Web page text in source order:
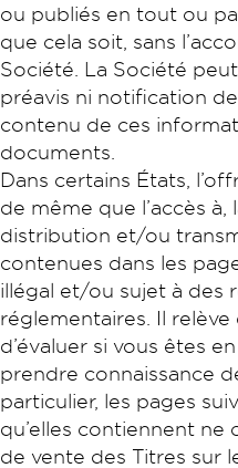
ou publiés en tout ou
que cela soit, sans
Société. La Société
préavis ni notification
contenu de ces
documents.
Dans certains États,
de même que l’accès à,
distribution et/ou
contenues dans les
illégal et/ou sujet à des
réglementaires. Il
d’évaluer si vous êtes
prendre connaissance
particulier, les pages
qu’elles contiennent
de vente des Titres sur